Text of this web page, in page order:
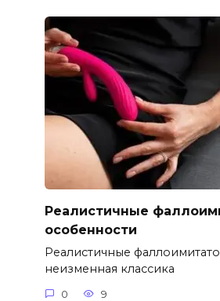
Реалистичные
особенности
Реалистичные
неизменная классика
0 9